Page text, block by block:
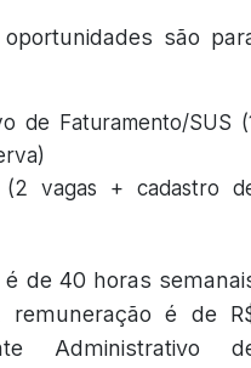
são
de Faturamento/SUS
(2 vagas + cadastro
de 40 horas
é de
Administrativo